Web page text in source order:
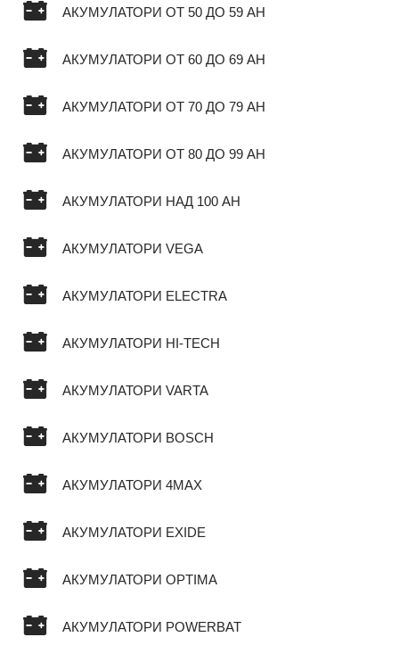
АКУМУЛАТОРИ ОТ 50 ДО 59 AH
АКУМУЛАТОРИ ОТ 60 ДО 69 AH
АКУМУЛАТОРИ ОТ 70 ДО 79 AH
АКУМУЛАТОРИ ОТ 80 ДО 99 AH
АКУМУЛАТОРИ НАД 100 AH
АКУМУЛАТОРИ VEGA
АКУМУЛАТОРИ ELECTRA
АКУМУЛАТОРИ HI-TECH
АКУМУЛАТОРИ VARTA
АКУМУЛАТОРИ BOSCH
АКУМУЛАТОРИ 4MAX
АКУМУЛАТОРИ EXIDE
АКУМУЛАТОРИ OPTIMA
АКУМУЛАТОРИ POWERBAT